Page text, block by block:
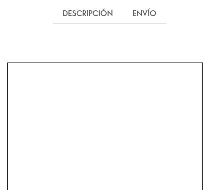
DESCRIPCIÓN ENVÍO